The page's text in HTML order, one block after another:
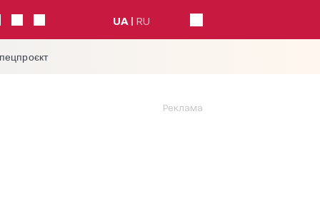
UA RU
Реклама